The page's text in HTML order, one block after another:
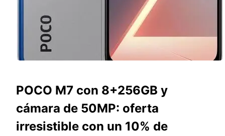
POCO M7 con 8+256GB y
cámara de 50MP: oferta
irresistible con un 10% de